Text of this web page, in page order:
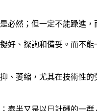
必然；但一定不能躁進，
好、探詢和備妥。而不
、萎縮，尤其在技術性
泰半又是以日計酬的一